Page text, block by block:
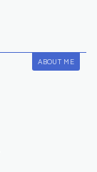
ABOUT ME